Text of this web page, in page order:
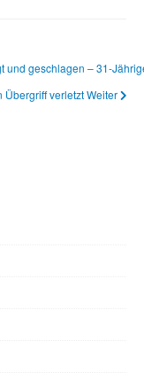
und geschlagen – 31-
Übergriff verletztWeiter